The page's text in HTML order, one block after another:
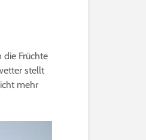
die Früchte
stellt
mehr